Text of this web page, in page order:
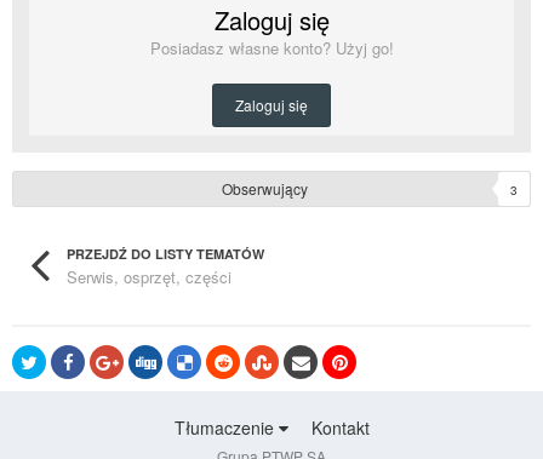
Zaloguj się
Posiadasz własne konto? Użyj go!
Zaloguj się
Obserwujący 3
PRZEJDŹ DO LISTY TEMATÓW
Serwis, osprzęt, części
Tłumaczenie Kontakt